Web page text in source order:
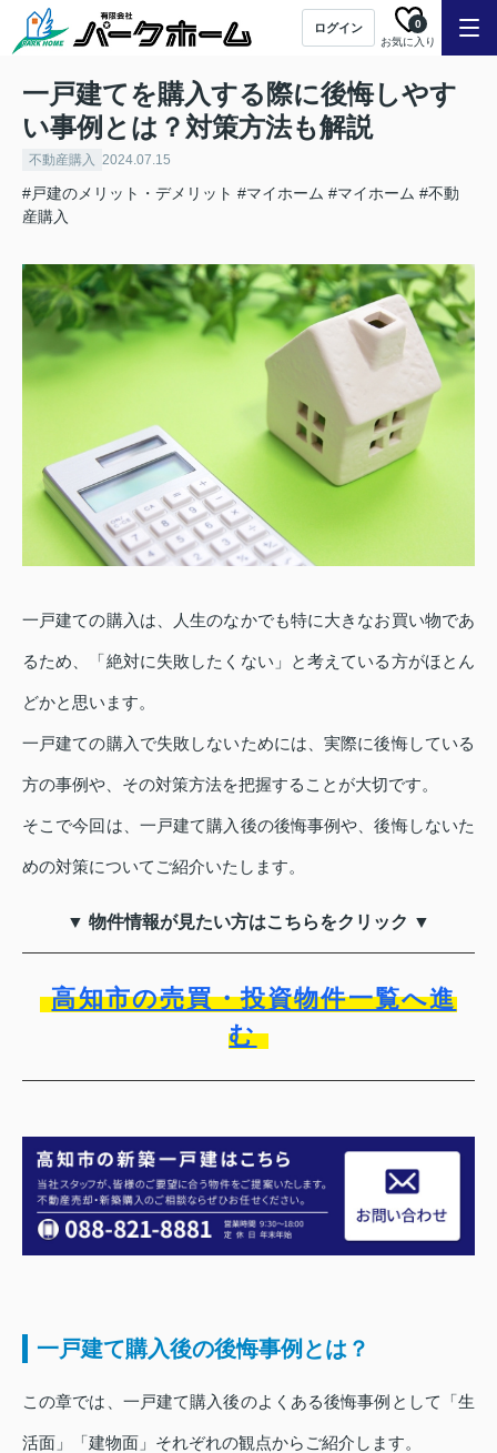
ログイン
お気に入り
0
一戸建てを購入する際に後悔しやす
い事例とは？対策方法も解説
不動産購入 2024.07.15
#戸建のメリット・デメリット #マイホーム #マイホーム #不動
産購入
一戸建ての購入は、人生のなかでも特に大きなお買い物であ
るため、「絶対に失敗したくない」と考えている方がほとん
どかと思います。
一戸建ての購入で失敗しないためには、実際に後悔している
方の事例や、その対策方法を把握することが大切です。
そこで今回は、一戸建て購入後の後悔事例や、後悔しないた
めの対策についてご紹介いたします。
▼ 物件情報が見たい方はこちらをクリック ▼
高知市の売買・投資物件一覧へ進
む
一戸建て購入後の後悔事例とは？
この章では、一戸建て購入後のよくある後悔事例として「生
活面」「建物面」それぞれの観点からご紹介します。